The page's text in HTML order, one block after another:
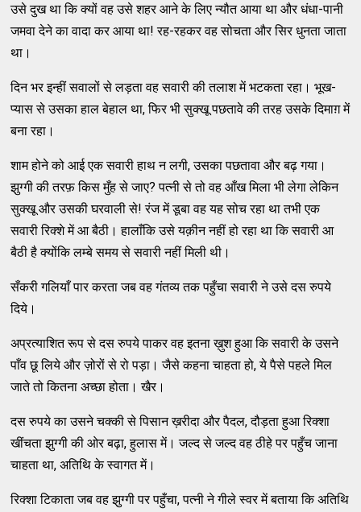
उसे दुख था कि क्‍यों वह उसे शहर आने के लिए न्‍यौत आया था और धंधा-पानी
जमवा देने का वादा कर आया था! रह-रहकर वह सोचता और सिर धुनता जाता
था।
दिन भर इन्‍हीं सवालों से लड़ता वह सवारी की तलाश में भटकता रहा। भूख-
प्‍यास से उसका हाल बेहाल था, फिर भी सुक्‍खू पछतावे की तरह उसके दिमाग़ में
बना रहा।
शाम होने को आई एक सवारी हाथ न लगी, उसका पछतावा और बढ़ गया।
झुग्‍गी की तरफ़ किस मुँह से जाए? पत्‍नी से तो वह आँख मिला भी लेगा लेकिन
सुक्‍खू और उसकी घरवाली से! रंज में डूबा वह यह सोच रहा था तभी एक
सवारी रिक्‍शे में आ बैठी। हालाँकि उसे यक़ीन नहीं हो रहा था कि सवारी आ
बैठी है क्‍योंकि लम्‍बे समय से सवारी नहीं मिली थी।
सँकरी गलियाँ पार करता जब वह गंतव्‍य तक पहुँचा सवारी ने उसे दस रुपये
दिये।
अप्रत्‍याशित रूप से दस रुपये पाकर वह इतना ख़ुश हुआ कि सवारी के उसने
पाँव छू लिये और ज़ोरों से रो पड़ा। जैसे कहना चाहता हो, ये पैसे पहले मिल
जाते तो कितना अच्‍छा होता। खैर।
दस रुपये का उसने चक्‍की से पिसान ख़रीदा और पैदल, दौड़ता हुआ रिक्‍शा
खींचता झुग्‍गी की ओर बढ़ा, हुलास में। जल्‍द से जल्‍द वह ठीहे पर पहुँच जाना
चाहता था, अतिथि के स्‍वागत में।
रिक्‍शा टिकाता जब वह झुग्‍गी पर पहुँचा, पत्‍नी ने गीले स्‍वर में बताया कि अतिथि